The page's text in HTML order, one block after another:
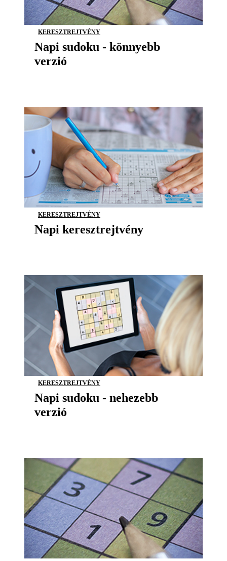
KERESZTREJTVÉNY
Napi sudoku - könnyebb
verzió
KERESZTREJTVÉNY
Napi keresztrejtvény
KERESZTREJTVÉNY
Napi sudoku - nehezebb
verzió